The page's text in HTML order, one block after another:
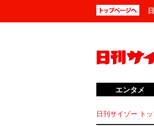
日刊サイゾー ト
エンタメ